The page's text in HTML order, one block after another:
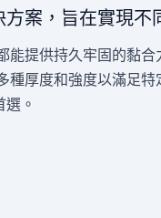
案，旨在實現不
能提供持久牢固的黏
種厚度和強度以滿足
。